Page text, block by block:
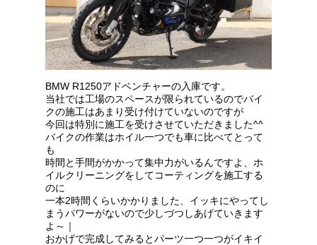
BMW R1250アドベンチャーの入庫です。
当社では工場のスペースが限られているのでバイ
クの施工はあまり受け付けていないのですが
今回は特別に施工を受けさせていただきました^^
バイクの作業はホイル一つでも車に比べてとって
も
時間と手間がかかって集中力がいるんですよ、ホ
イルクリーニングをしてコーティングを施工する
のに
一本2時間くらいかかりました、イッキにやってし
まうパワーがないので少しづつしあげていきます
よ～｜
おかげで完成してみるとパーツ一つ一つがイキイ